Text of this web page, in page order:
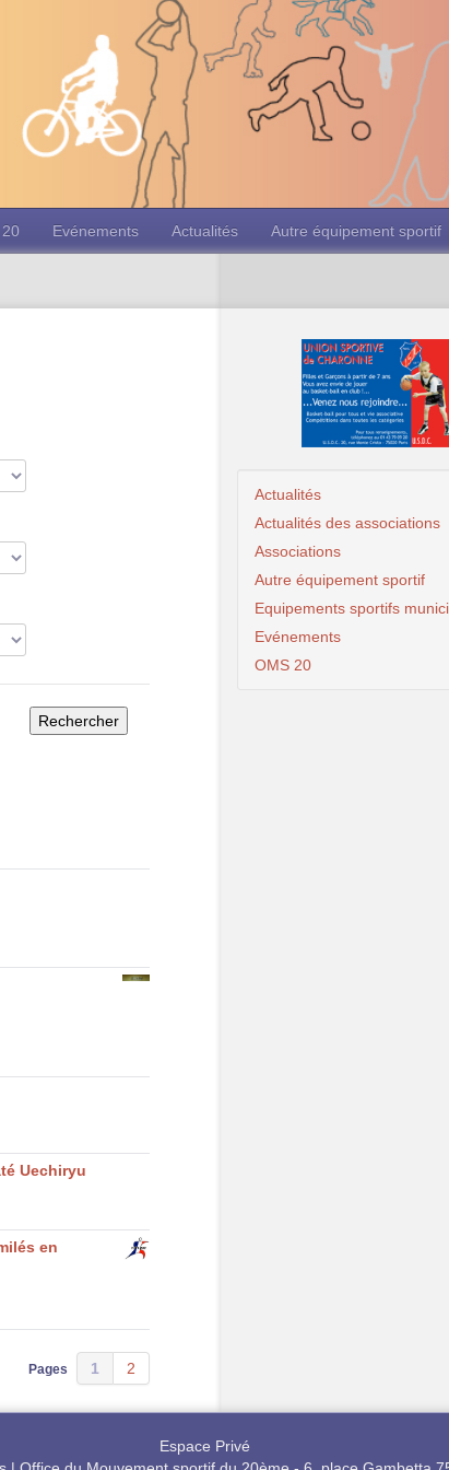
Evénements Actualités Autre équipement sportif
Uechiryu
en
Pages 1 2
Actualités
Actualités des associations
Associations
Autre équipement sportif
Equipements sportifs
Evénements
OMS 20
Espace Privé